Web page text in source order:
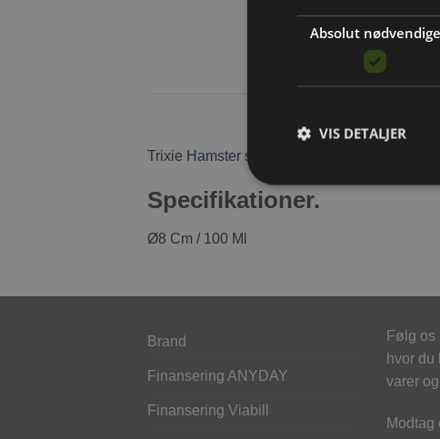
Trixie Hamster skål med motiv. Skålen kan
Specifikationer.
Ø8 Cm / 100 Ml
Brand
Finansering ANYDAY
Finansering Viabill
Følg os
hvor du
varer
Modtag
Absolut nødvendige
VIS DETALJER